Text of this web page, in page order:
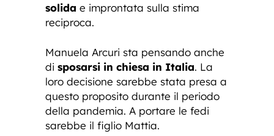
solida e improntata sulla stima
reciproca.
Manuela Arcuri sta pensando anche
di sposarsi in chiesa in Italia. La
loro decisione sarebbe stata presa a
questo proposito durante il periodo
della pandemia. A portare le fedi
sarebbe il figlio Mattia.